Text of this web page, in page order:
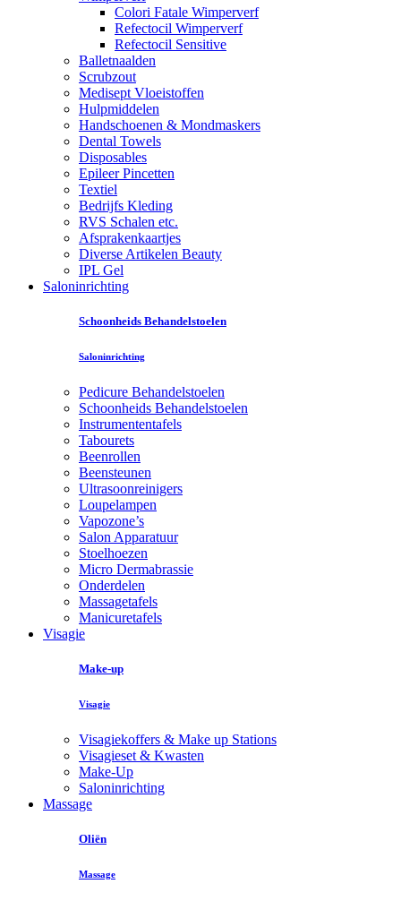
Colori Fatale Wimperverf
Refectocil Wimperverf
Refectocil Sensitive
Balletnaalden
Scrubzout
Medisept Vloeistoffen
Hulpmiddelen
Handschoenen & Mondmaskers
Dental Towels
Disposables
Epileer Pincetten
Textiel
Bedrijfs Kleding
RVS Schalen etc.
Afsprakenkaartjes
Diverse Artikelen Beauty
IPL Gel
Saloninrichting
Schoonheids Behandelstoelen
Saloninrichting
Pedicure Behandelstoelen
Schoonheids Behandelstoelen
Instrumententafels
Tabourets
Beenrollen
Beensteunen
Ultrasoonreinigers
Loupelampen
Vapozone’s
Salon Apparatuur
Stoelhoezen
Micro Dermabrassie
Onderdelen
Massagetafels
Manicuretafels
Visagie
Make-up
Visagie
Visagiekoffers & Make up Stations
Visagieset & Kwasten
Make-Up
Saloninrichting
Massage
Oliën
Massage